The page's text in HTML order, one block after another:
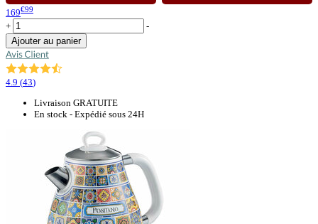
169€99
+
-
Ajouter au panier
4.9 (43)
Livraison GRATUITE
En stock - Expédié sous 24H